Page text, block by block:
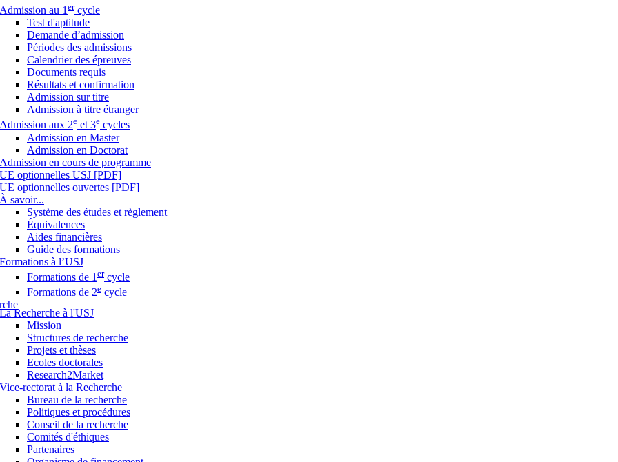
Admission au 1 ercycle
Test d'aptitude
Demande d’admission
Périodes des admissions
Calendrier des épreuves
Documents requis
Résultats et confirmation
Admission sur titre
Admission à titre étranger
Admission aux 2e et 3e cycles
Admission en Master
Admission en Doctorat
Admission en cours de programme
UE optionnelles USJ [PDF]
UE optionnelles ouvertes [PDF]
À savoir...
Système des études et règlement
Équivalences
Aides financières
Guide des formations
Formations à l’USJ
Formations de 1 ercycle
Formations de 2e cycle
La Recherche à l'USJ
Mission
Structures de recherche
Projets et thèses
Ecoles doctorales
Research2Market
Vice-rectorat à la Recherche
Bureau de la recherche
Politiques et procédures
Conseil de la recherche
Comités d'éthiques
Partenaires